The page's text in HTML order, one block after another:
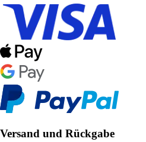
Versand und Rückgabe